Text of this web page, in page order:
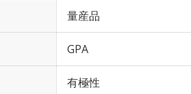
量産品
GPA
有極性